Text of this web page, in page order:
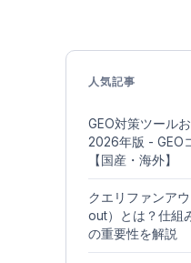
人気記事
GEO対策ツール
2026年版 - GEO
【国産・海外】
クエリファンア
out）とは？仕組
の重要性を解説